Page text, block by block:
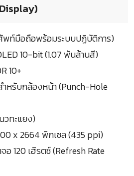
พท์มือถือพร้อมระบบปฏิบัติการ)
10-bit (1.07 พันล้านสี)
10+
หรับกล้องหน้า (Punch-Hole
วทะแยง)
x 2664 พิกเซล (435 ppi)
อ 120 เฮิรตซ์ (Refresh Rate